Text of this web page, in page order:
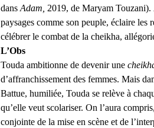
dans Adam, 2019, de Maryam Touzani).
paysages comme son peuple, éclaire les
célébrer le combat de la cheikha,
L’Obs
Touda ambitionne de devenir une
d’affranchissement des femmes. Mais
Battue, humiliée, Touda se relève à
qu’elle veut scolariser. On l’aura
conjointe de la mise en scène et de